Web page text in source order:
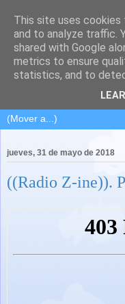
jueves, 31 de mayo de 2018
((Radio Z-ine)).
This site uses
and to analyze traffic.
shared with Google
metrics to ensure
statistics, and to